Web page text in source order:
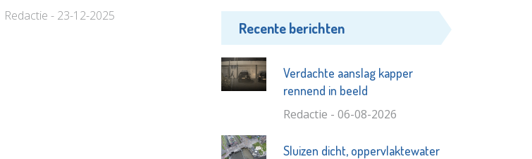
Redactie - 23-12-2025
Recente berichten
Verdachte aanslag kapper
rennend in beeld
Redactie - 06-08-2026
Sluizen dicht, oppervlaktewater